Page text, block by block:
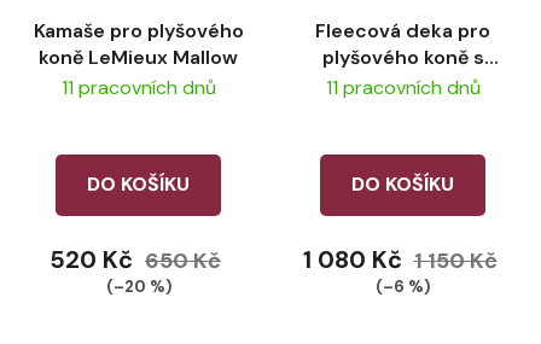
Kamaše pro plyšového
koně LeMieux Mallow
11 pracovních dnů
DO KOŠÍKU
520 Kč 650 Kč
(–20 %)
Fleecová deka pro
plyšového koně s
potiskem LeMieux -
11 pracovních dnů
DO KOŠÍKU
1 080 Kč 1 150 Kč
(–6 %)